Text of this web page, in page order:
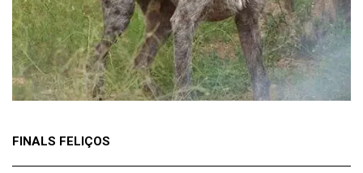
FINALS FELIÇOS